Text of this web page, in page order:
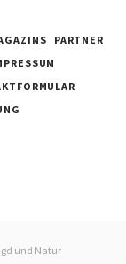
PARTNER
und Natur